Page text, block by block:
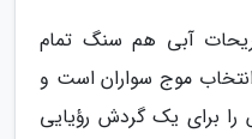
آبی هم سنگ تمام
موج سواران است و
برای یک گردش رؤیایی